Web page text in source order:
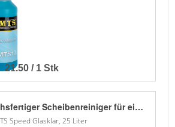
21.50 / 1 Stk
Starker gebrauchsfertiger Scheibenreiniger für eine schnelle und effektive Anwendung. Auf Grund seines hohen Lösungsmittelanteils verdunstet der Reiniger auf der Glasoberfläche sehr schnell. Perfekt für alle Anwender, die ausgezeichnete Resultate mit geringem Zeitaufwand wünschen. Verwendung im Sprüher.
Speed Glasklar, 25 Liter